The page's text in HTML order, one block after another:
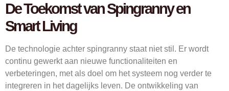
De Toekomst van Spingranny en
Smart Living
De technologie achter spingranny staat niet stil. Er wordt
continu gewerkt aan nieuwe functionaliteiten en
verbeteringen, met als doel om het systeem nog verder te
integreren in het dagelijks leven. De ontwikkeling van